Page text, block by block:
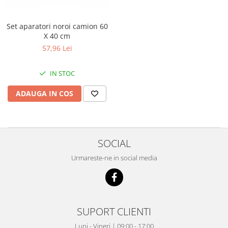
Hidraulice
Motoare electrice si pompe
ANTEO
Set aparatori noroi camion 60
X 40 cm
57,96 Lei
IN STOC
ADAUGA IN COS
SOCIAL
Urmareste-ne in social media
SUPORT CLIENTI
Luni - Vineri | 09:00 - 17:00